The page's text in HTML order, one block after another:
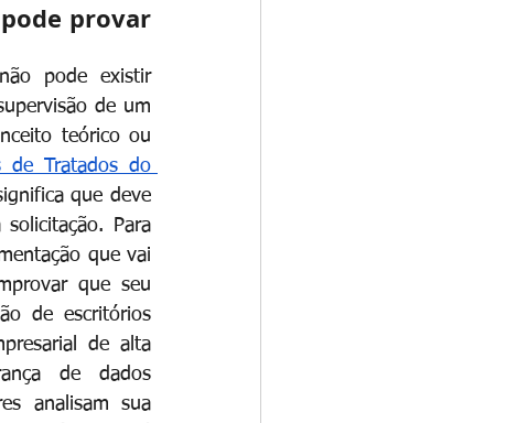
provar
pode existir
de um
teórico ou
de Tratados do
que deve
Para
que vai
que seu
de escritórios
de alta
de dados
analisam sua